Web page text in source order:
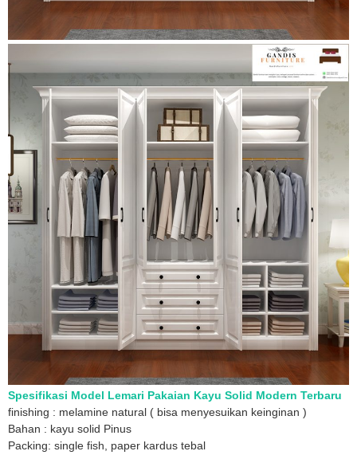
Spesifikasi Model Lemari Pakaian Kayu Solid Modern Terbaru
finishing : melamine natural ( bisa menyesuikan keinginan )
Bahan : kayu solid Pinus
Packing: single fish, paper kardus tebal